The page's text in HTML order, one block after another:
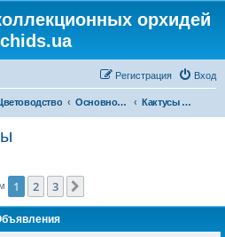
орхидей
Вход
Регистрация
Основной форум Кактусы и суккуленты
1 2 3